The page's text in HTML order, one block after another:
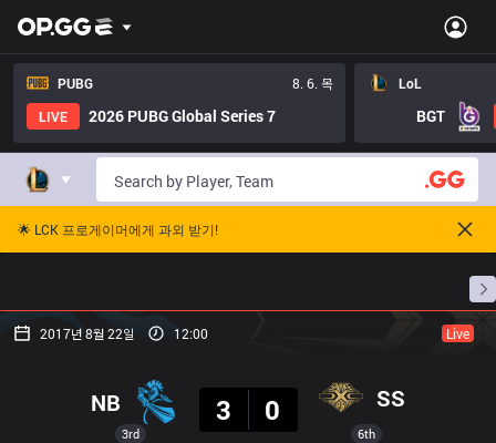
PUBG
8. 6. 목
LIVE
2026 PUBG Global Series 7
LoL
BGT
🌟 LCK 프로게이머에게 과외 받기!
프로빌
2017년 8월 22일 12:00 Live
3rd
NB
3
0 SS
6th